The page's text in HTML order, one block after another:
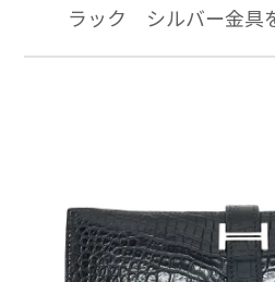
ラック シルバー金具